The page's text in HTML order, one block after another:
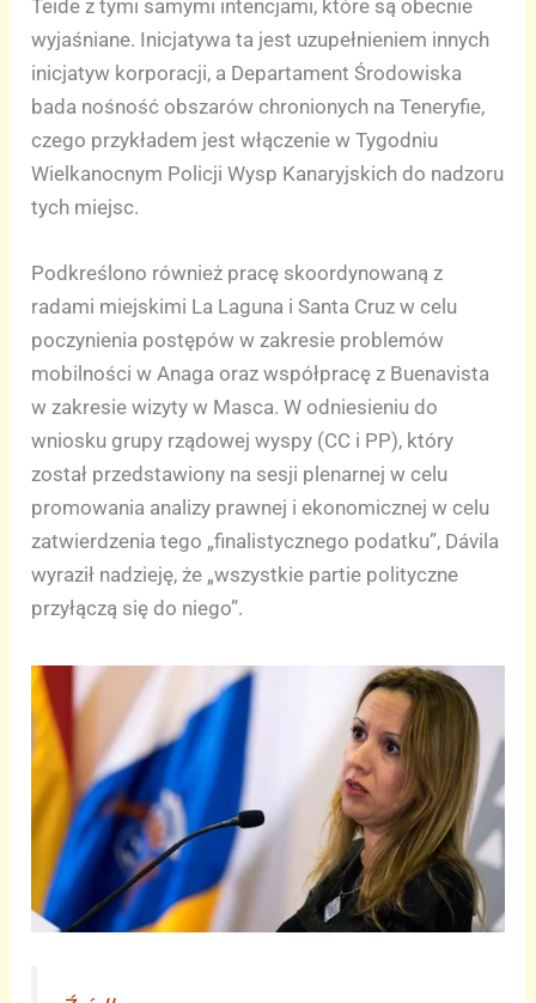
Teide z tymi samymi intencjami, które są obecnie
wyjaśniane. Inicjatywa ta jest uzupełnieniem innych
inicjatyw korporacji, a Departament Środowiska
bada nośność obszarów chronionych na Teneryfie,
czego przykładem jest włączenie w Tygodniu
Wielkanocnym Policji Wysp Kanaryjskich do nadzoru
tych miejsc.
Podkreślono również pracę skoordynowaną z
radami miejskimi La Laguna i Santa Cruz w celu
poczynienia postępów w zakresie problemów
mobilności w Anaga oraz współpracę z Buenavista
w zakresie wizyty w Masca. W odniesieniu do
wniosku grupy rządowej wyspy (CC i PP), który
został przedstawiony nа sesji plenarnej w celu
promowania analizy prawnej i ekonomicznej w celu
zatwierdzenia tego „finalistycznego podatku”, Dávila
wyraził nadzieję, że „wszystkie partie polityczne
przyłączą się do niego”.